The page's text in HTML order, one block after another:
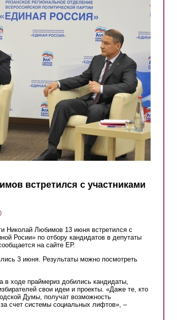
встретился с участниками
Николай Любимов 13 июня встретился с
Росии» по отбору кандидатов в депутаты
на сайте ЕР.
3 июня. Результаты можно посмотреть
ходе праймериз добились кандидаты,
свои идеи и проекты. «Даже те, кто
Думы, получат возможность
счет системы социальных лифтов», –